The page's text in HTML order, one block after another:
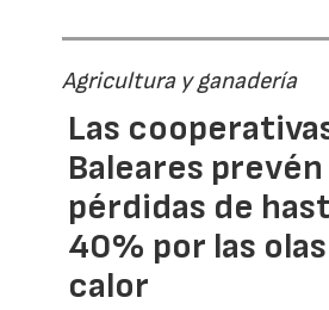
Agricultura y ganadería
Las
Baleares prevén
pérdidas de
40% por las
calor